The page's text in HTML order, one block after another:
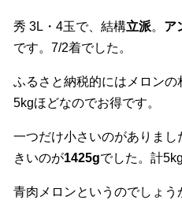
秀 3L・4玉で、結構立派。 ア
です。7/2着でした。
ふるさと納税的にはメロンの
5kgほどなのでお得です。
一つだけ小さいのがありまし
きいのが1425gでした。計
青肉メロンというのでしょう